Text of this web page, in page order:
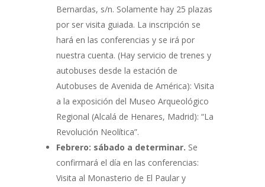
Bernardas, s/n. Solamente hay 25 plazas
por ser visita guiada. La inscripción se
hará en las conferencias y se irá por
nuestra cuenta. (Hay servicio de trenes y
autobuses desde la estación de
Autobuses de Avenida de América): Visita
a la exposición del Museo Arqueológico
Regional (Alcalá de Henares, Madrid): “La
Revolución Neolítica”.
Febrero: sábado a determinar. Se
confirmará el día en las conferencias:
Visita al Monasterio de El Paular y